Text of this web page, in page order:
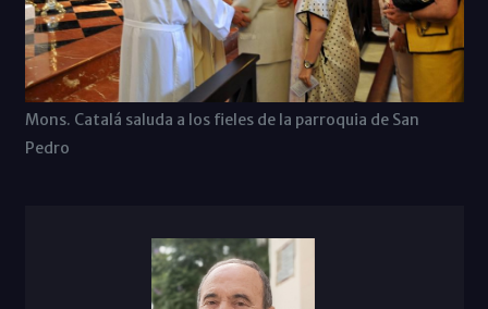
Mons. Catalá saluda a los fieles de la parroquia de San
Pedro